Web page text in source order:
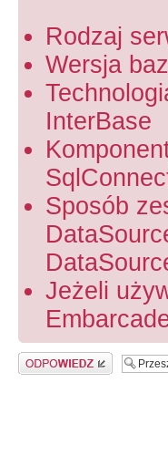
Rodzaj
Wersja
InterBase
Sposób
Jeżeli
Odpowiedz